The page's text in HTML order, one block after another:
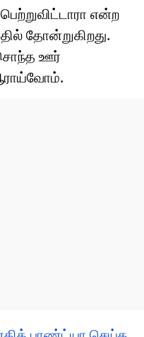
என்ற
தோன்றுகிறது.
ஊர்